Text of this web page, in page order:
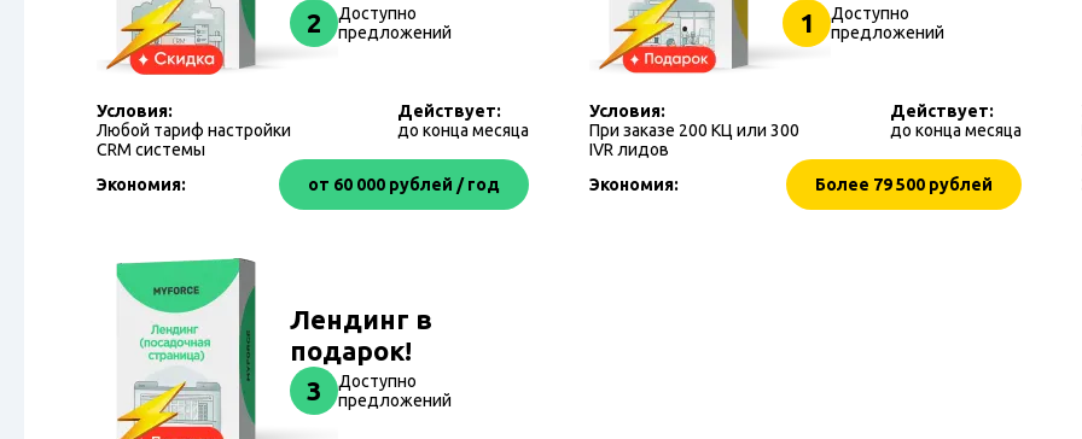
2
Доступно
предложений
Условия:
Любой тариф настройки
CRM системы
Действует:
до конца месяца
Экономия: от 60 000 рублей / год
1
Доступно
предложений
Условия:
При заказе 200 КЦ или 300
IVR лидов
Действует:
до конца месяца
Экономия: Более 79 500 рублей
Лендинг в
подарок!
3
Доступно
предложений